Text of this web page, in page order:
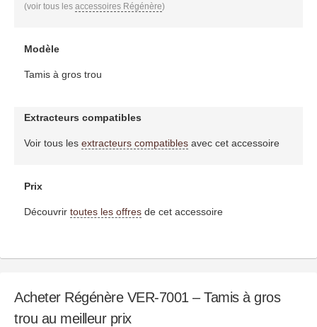
(voir tous les accessoires Régénère)
Modèle
Tamis à gros trou
Extracteurs compatibles
Voir tous les extracteurs compatiblesavec cet accessoire
Prix
Découvrir toutes les offresde cet accessoire
Acheter Régénère VER-7001 – Tamis à gros
trou au meilleur prix